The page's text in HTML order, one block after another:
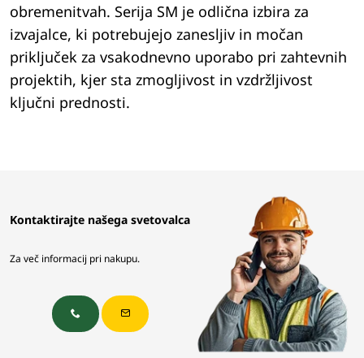
obremenitvah. Serija SM je odlična izbira za
izvajalce, ki potrebujejo zanesljiv in močan
priključek za vsakodnevno uporabo pri zahtevnih
projektih, kjer sta zmogljivost in vzdržljivost
ključni prednosti.
Kontaktirajte našega svetovalca
Za več informacij pri nakupu.